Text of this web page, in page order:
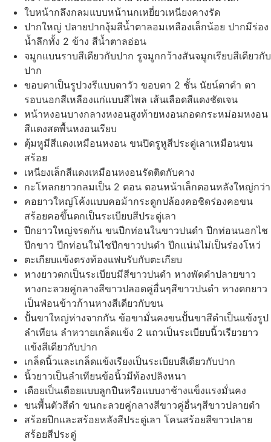
ใบหน้ากลึงกลมแบบหน้านกเหยี่ยวเหนียงคางรัด
ปากใหญ่ ปลายปากงุ้มสีน้ำตาลอมเหลืองเล็กน้อย ปากมีร่อง
น้ำลึกทั้ง 2 ข้าง สีน้ำตาลอ่อน
จมูกแบนราบสีเดียวกับปาก รูจมูกกว้างสันจมูกเรียบสีเดียวกับ
ปาก
ขอบตาเป็นรูปวงรีแบบตาวัว ขอบตา 2 ชั้น นัยน์ตาดำ ตา
รอบนอกสีเหลืองแก่แบบสีไพล เส้นเลือดสีแดงชัดเจน
หน้าหงอนบางกลางหงอนสูงท้ายหงอนกอดกระหม่อมหงอน
สีแดงสดพื้นหงอนเรียบ
ตุ้มหูมีสีแดงเหมือนหงอน ขนปิดรูหูสีประดู่เลาเหมือนขน
สร้อย
เหนียงเล็กสีแดงเหมือนหงอนรัดติดกับคาง
กะโหลกยาวกลมเป็น 2 ตอน ตอนหน้าเล็กตอนหลังใหญ่กว่า
คอยาวใหญ่โค้งแบบคอม้ากระดูกปล้องคอชิดร่องคอขน
สร้อยคอขึ้นดกเป็นระเบียบสีประดู่เลา
ปีกยาวใหญ่จรดก้น ขนปีกท่อนในขาวปนดำ ปีกท่อนนอกไช
ปีกขาว ปีกท่อนในไชปีกขาวปนดำ ปีกแน่นไม่เป็นร่องโหว่
ตะเกียบแข้งตรงท้องแฟบรับกับตะเกียบ
หางยาวดกเป็นระเบียบมีสีขาวปนดำ หางพัดดำปลายขาว
หางกะลวยคู่กลางสีขาวปลอดคู่อื่นๆสีขาวปนดำ หางดกยาว
เป็นฟ่อนข้าวก้านหางสีเดียวกับขน
ปั้นขาใหญ่ห่างจากกัน ข้อขามั่นคงขนปั้นขาสีดำเป็นแข้งรูป
ลำเทียน ลำหวายเกล็ดแข้ง 2 แถวเป็นระเบียบนิ้วเรียวยาว
แข้งสีเดียวกับปาก
เกล็ดนิ้วและเกล็ดแข้งเรียงเป็นระเบียบสีเดียวกับปาก
นิ้วยาวเป็นลำเทียนข้อนิ้วมีท้องปลิงหนา
เดือยเป็นเดือยแบบลูกปืนหรือแบบงาช้างแข็งแรงมั่นคง
ขนพื้นตัวสีดำ ขนกะลวยคู่กลางสีขาวคู่อื่นๆสีขาวปลายดำ
สร้อยปีกและสร้อยหลังสีประดู่เลา โคนสร้อยสีขาวปลาย
สร้อยสีประดู่